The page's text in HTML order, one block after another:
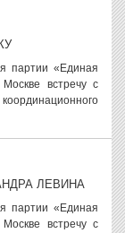
партии «Единая
встречу с
ЛЕВИНА
партии «Единая
встречу с